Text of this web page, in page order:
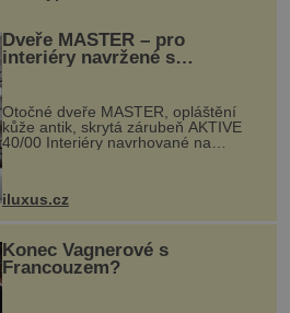
Dveře MASTER – pro
interiéry navržené s
rozumem i vášní!
Otočné dveře MASTER, opláštění
kůže antik, skrytá zárubeň AKTIVE
40/00 Interiéry navrhované na
zakázku často vyžadují atypické
rozměry nejen nábytku, ale i
dnes umož...
iluxus.cz
Konec Vagnerové s
Francouzem?